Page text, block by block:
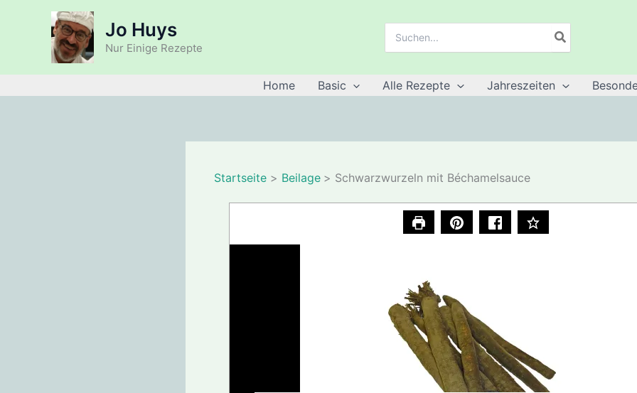
Jo Huys
Nur Einige Rezepte
nach:
Home Basic Alle Rezepte Jahreszeiten
Startseite Beilage Schwarzwurzeln mit Béchamelsauce